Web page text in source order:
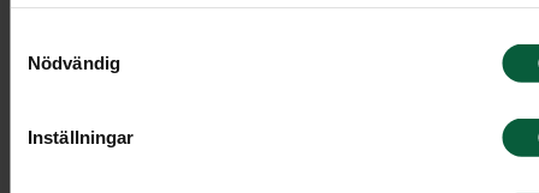
Nödvändig
Inställningar
behöver de flyttas över. Sociala medier-konton
avslutas inte automatiskt, så glöm inte att ta